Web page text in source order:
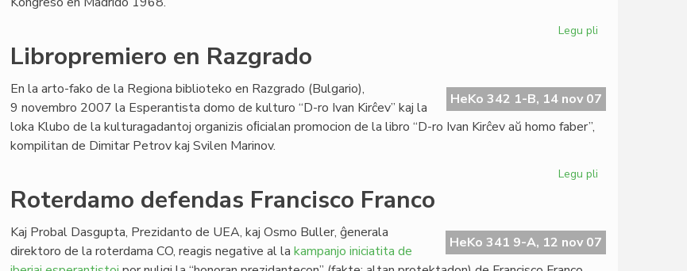
Legu pli
Francisco
Franco
Libropremiero en Razgrado
HeKo 342 1-B, 14 nov 07
En la arto-fako de la Regiona biblioteko en Razgrado (Bulgario),
9 novembro 2007 la Esperantista domo de kulturo “D-ro Ivan Kirĉev” kaj la
loka Klubo de la kulturagadantoj organizis oﬁcialan promocion de la libro “D-ro Ivan Kirĉev aŭ homo faber”,
kompilitan de Dimitar Petrov kaj Svilen Marinov.
Legu pli
Roterdamo defendas Francisco Franco
HeKo 341 9-A, 12 nov 07
Kaj Probal Dasgupta, Prezidanto de UEA, kaj Osmo Buller, ĝenerala
direktoro de la roterdama CO, reagis negative al la kampanjo iniciatita de